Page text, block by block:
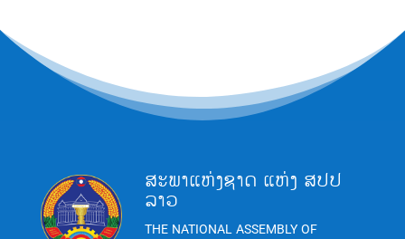
ສະພາແຫ່ງຊາດ ແຫ່ງ ສປປ
ລາວ
THE NATIONAL ASSEMBLY OF